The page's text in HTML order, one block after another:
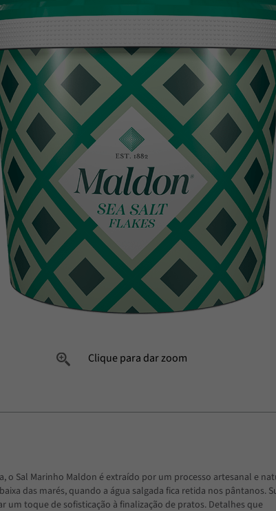
o Sal Marinho Maldon é extraído por um processo artesanal e
das marés, quando a água salgada fica retida nos pântanos.
um toque de sofisticação à finalização de pratos. Detalhes que